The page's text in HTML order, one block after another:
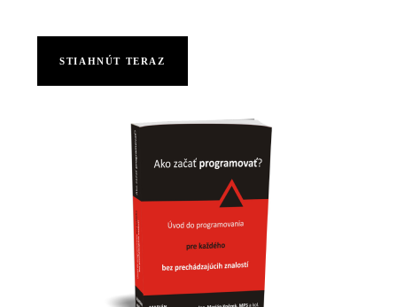
STIAHNÚT TERAZ